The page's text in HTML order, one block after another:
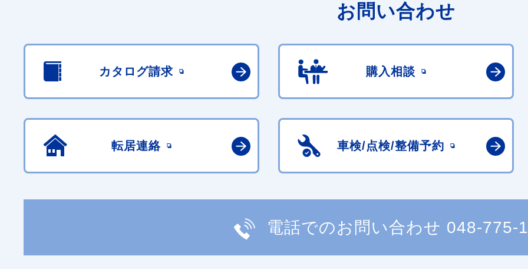
お問い合わせ
カタログ請求 購入相談
転居連絡 車検/点検/整備予約
電話でのお問い合わせ 048-775-